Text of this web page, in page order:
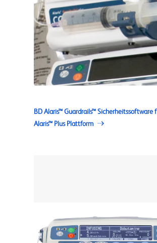
BD Alaris™ Guardrails™ Sicherheitssoftware
Alaris™ Plus Plattform